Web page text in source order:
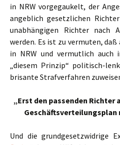
in NRW vorgegaukelt, der
angeblich gesetzlichen
unabhängigen Richter nach
werden. Es ist zu vermuten,
in NRW und vermutlich auch
„diesem Prinzip“ politisch-
brisante Strafverfahren
„Erst den passenden Richter
Geschäftsverteilungsplan
Und die grundgesetzwidrige